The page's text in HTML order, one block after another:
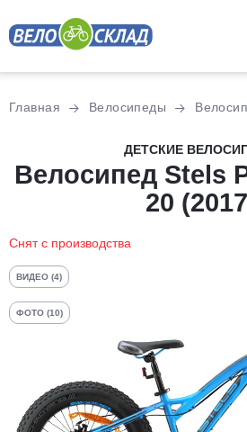
Главная Велосипеды
ДЕТСКИЕ
Велосипед Stels
20
Снят с производства
ВИДЕО (4)
ФОТО (10)
Разбейте
оплатуна части
без переплат
График платежей